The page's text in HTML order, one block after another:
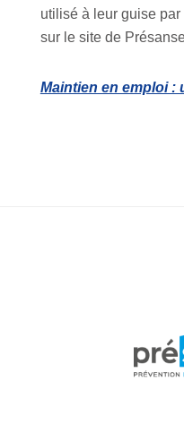
utilisé à leur guise
sur le site de
Maintien en emploi :